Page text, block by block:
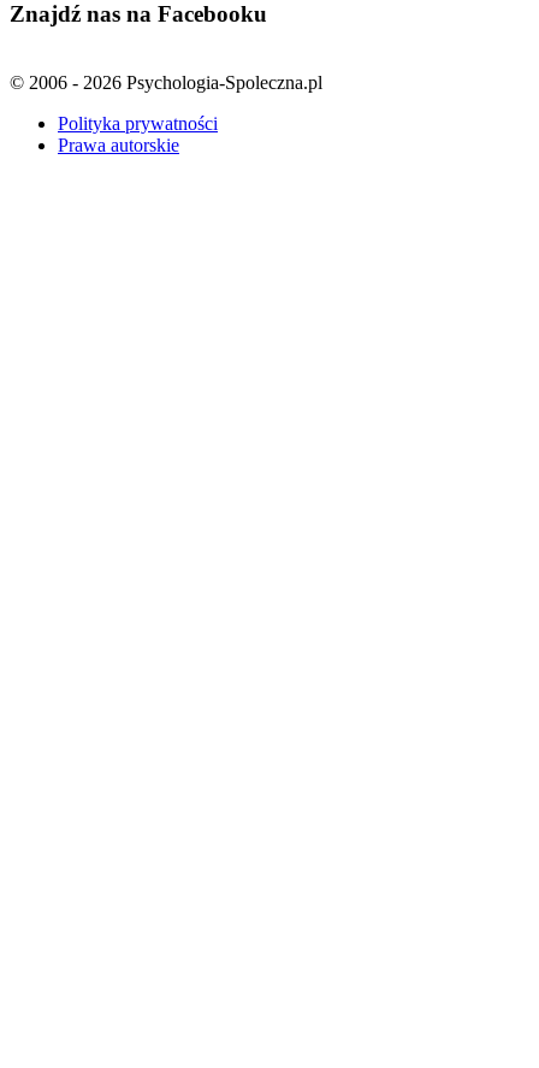
Znajdź nas na Facebooku
© 2006 - 2026 Psychologia-Spoleczna.pl
Polityka prywatności
Prawa autorskie